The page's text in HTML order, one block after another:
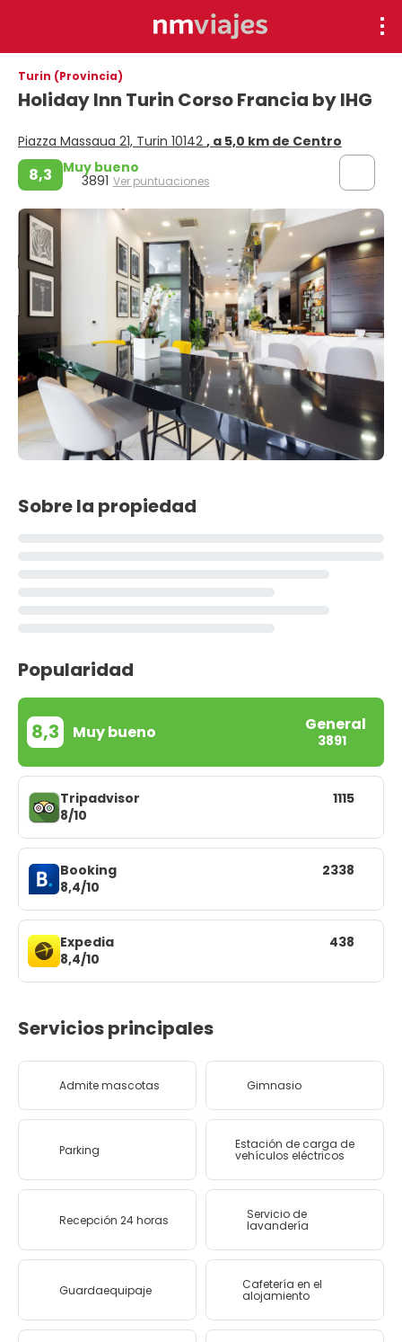
Turin (Provincia)
Holiday Inn Turin Corso Francia by IHG
Piazza Massaua 21, Turin 10142 , a 5,0 km de Centro
8,3 Muy bueno
3891 Ver puntuaciones
Sobre la propiedad
Popularidad
8,3 Muy bueno General
3891
Tripadvisor
8/10
1115
Booking
8,4/10
2338
Expedia
8,4/10
438
Servicios principales
Admite mascotas Gimnasio
Parking Estación de carga de
vehículos eléctricos
Recepción 24 horas Servicio de
lavandería
Guardaequipaje Cafetería en el
alojamiento